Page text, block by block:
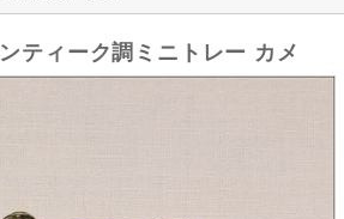
ティーク調ミニトレー カメ